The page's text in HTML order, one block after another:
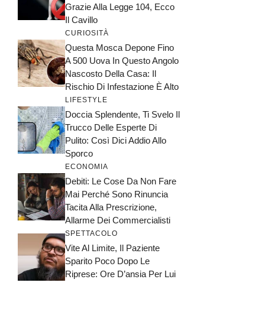
Grazie Alla Legge 104, Ecco
Il Cavillo
CURIOSITÀ
Questa Mosca Depone Fino
A 500 Uova In Questo Angolo
Nascosto Della Casa: Il
Rischio Di Infestazione È Alto
LIFESTYLE
Doccia Splendente, Ti Svelo Il
Trucco Delle Esperte Di
Pulito: Così Dici Addio Allo
Sporco
ECONOMIA
Debiti: Le Cose Da Non Fare
Mai Perché Sono Rinuncia
Tacita Alla Prescrizione,
Allarme Dei Commercialisti
SPETTACOLO
Vite Al Limite, Il Paziente
Sparito Poco Dopo Le
Riprese: Ore D’ansia Per Lui